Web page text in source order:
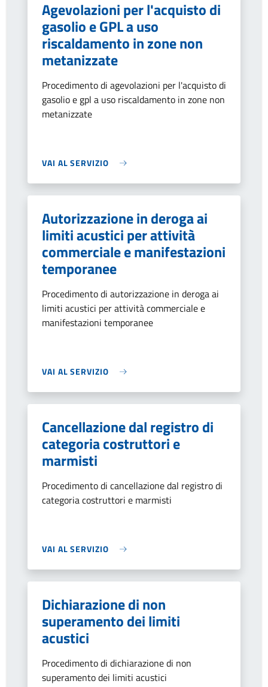
Agevolazioni per l'acquisto di
gasolio e GPL a uso
riscaldamento in zone non
metanizzate
Procedimento di agevolazioni per l'acquisto di
gasolio e gpl a uso riscaldamento in zone non
metanizzate
VAI AL SERVIZIO
Autorizzazione in deroga ai
limiti acustici per attività
commerciale e manifestazioni
temporanee
Procedimento di autorizzazione in deroga ai
limiti acustici per attività commerciale e
manifestazioni temporanee
VAI AL SERVIZIO
Cancellazione dal registro di
categoria costruttori e
marmisti
Procedimento di cancellazione dal registro di
categoria costruttori e marmisti
VAI AL SERVIZIO
Dichiarazione di non
superamento dei limiti
acustici
Procedimento di dichiarazione di non
superamento dei limiti acustici